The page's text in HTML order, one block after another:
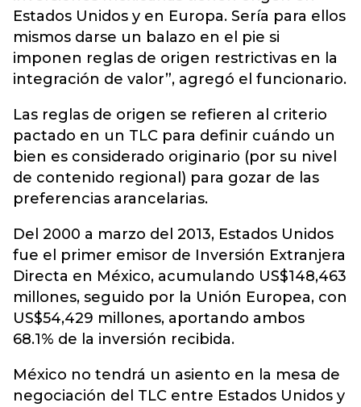
Estados Unidos y en Europa. Sería para ellos
mismos darse un balazo en el pie si
imponen reglas de origen restrictivas en la
integración de valor”, agregó el funcionario.
Las reglas de origen se refieren al criterio
pactado en un TLC para definir cuándo un
bien es considerado originario (por su nivel
de contenido regional) para gozar de las
preferencias arancelarias.
Del 2000 a marzo del 2013, Estados Unidos
fue el primer emisor de Inversión Extranjera
Directa en México, acumulando US$148,463
millones, seguido por la Unión Europea, con
US$54,429 millones, aportando ambos
68.1% de la inversión recibida.
México no tendrá un asiento en la mesa de
negociación del TLC entre Estados Unidos y